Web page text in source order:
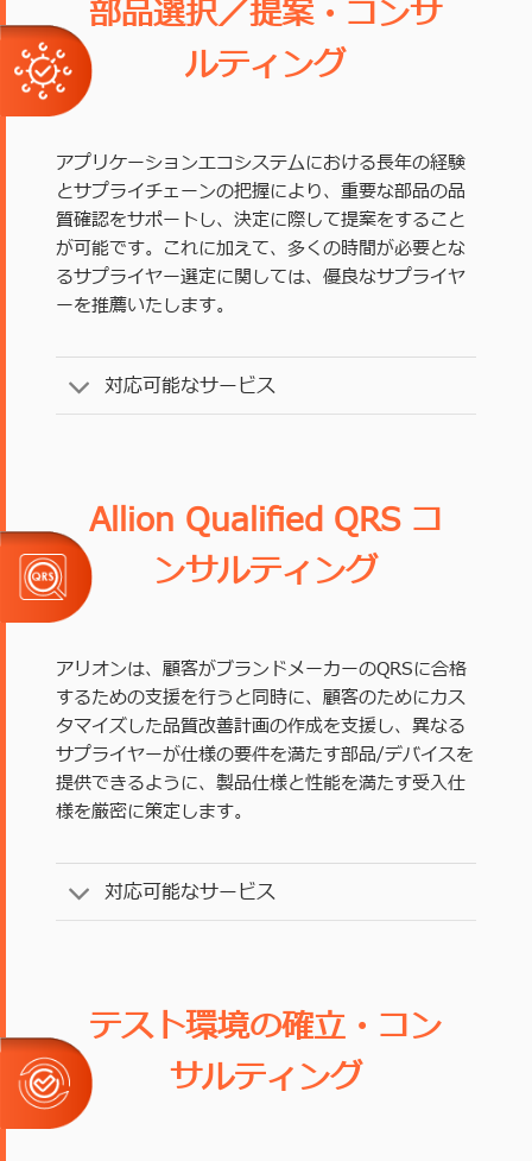
部品選択／提案・コンサ
ルティング
アプリケーションエコシステムにおける長年の経験
とサプライチェーンの把握により、重要な部品の品
質確認をサポートし、決定に際して提案をすること
が可能です。これに加えて、多くの時間が必要とな
るサプライヤー選定に関しては、優良なサプライヤ
ーを推薦いたします。
対応可能なサービス
Allion Qualified QRS コ
ンサルティング
アリオンは、顧客がブランドメーカーのQRSに合格
するための支援を行うと同時に、顧客のためにカス
タマイズした品質改善計画の作成を支援し、異なる
サプライヤーが仕様の要件を満たす部品/デバイスを
提供できるように、製品仕様と性能を満たす受入仕
様を厳密に策定します。
対応可能なサービス
テスト環境の確立・コン
サルティング